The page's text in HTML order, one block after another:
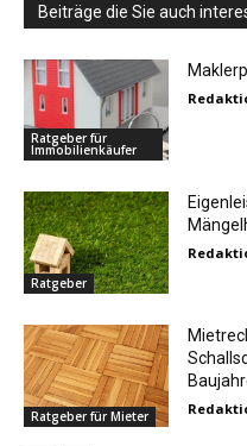
Beiträge die Sie auch
Ratgeber für
Immobilienkäufer
Ratgeber
Ratgeber für Mieter